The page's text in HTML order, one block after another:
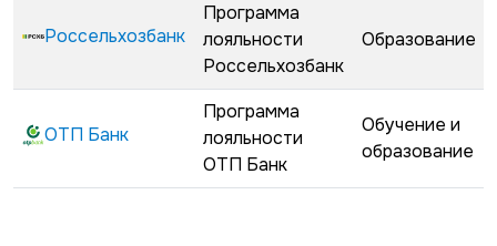
Россельхозбанк
Программа
лояльности
Россельхозбанк
Образование
ОТП Банк
Программа
лояльности
ОТП Банк
Обучение и
образование